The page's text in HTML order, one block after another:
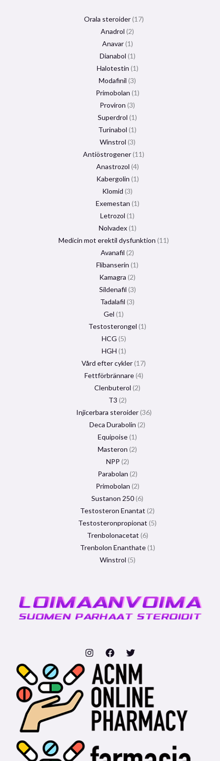
Orala steroider 17
Anadrol 2
Anavar 1
Dianabol 1
Halotestin 1
Modafinil 3
Primobolan 1
Proviron 3
Superdrol 1
Turinabol 1
Winstrol 3
Antiöstrogener 11
Anastrozol 4
Kabergolin 1
Klomid 3
Exemestan 1
Letrozol 1
Nolvadex 1
Medicin mot erektil dysfunktion 11
Avanafil 2
Flibanserin 1
Kamagra 2
Sildenafil 3
Tadalafil 3
Gel 1
Testosterongel 1
HCG 5
HGH 1
Vård efter cykler 17
Fettförbrännare 4
Clenbuterol 2
T3 2
Injicerbara steroider 36
Deca Durabolin 2
Equipoise 1
Masteron 2
NPP 2
Parabolan 2
Primobolan 2
Sustanon 250 6
Testosteron Enantat 2
Testosteronpropionat 5
Trenbolonacetat 6
Trenbolon Enanthate 1
Winstrol 5